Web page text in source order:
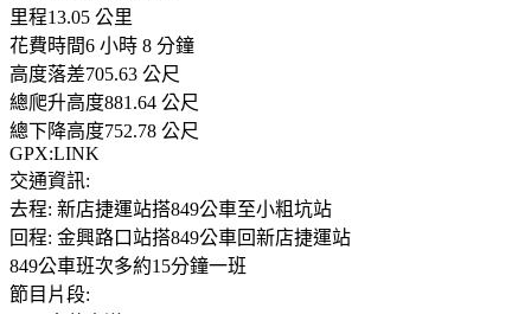
里程13.05 公里
花費時間6 小時 8 分鐘
高度落差705.63 公尺
總爬升高度881.64 公尺
總下降高度752.78 公尺
GPX:LINK
交通資訊:
去程: 新店捷運站搭849公車至小粗坑站
回程: 金興路口站搭849公車回新店捷運站
849公車班次多約15分鐘一班
節目片段: